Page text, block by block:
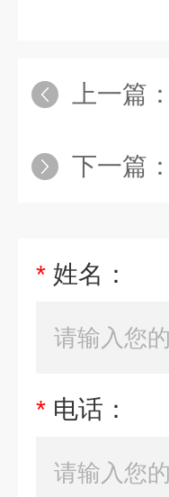
上一篇：
下一篇：
* 姓名：
* 电话：